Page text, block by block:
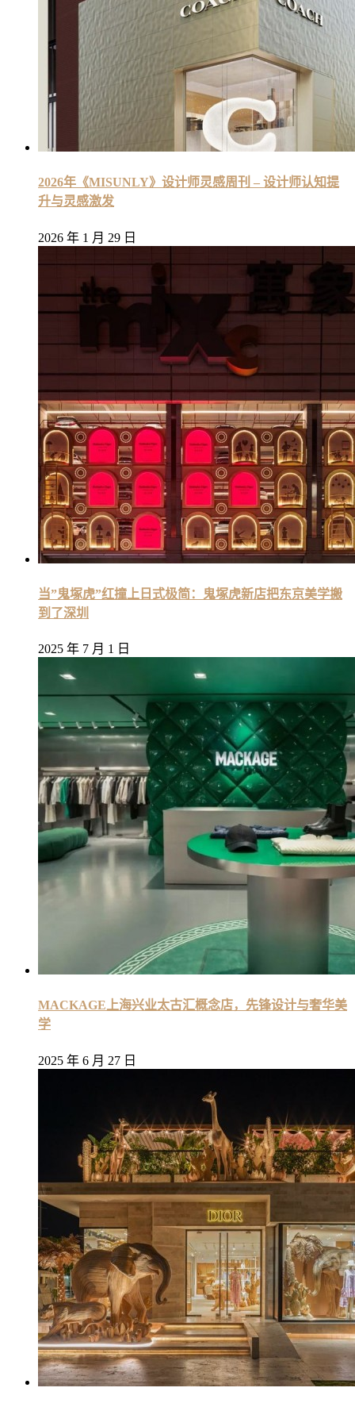
2026年《MISUNLY》设计师灵感周刊 – 设计师认知提
升与灵感激发
2026 年 1 月 29 日
当”鬼塚虎”红撞上日式极简：鬼塚虎新店把东京美学搬
到了深圳
2025 年 7 月 1 日
MACKAGE上海兴业太古汇概念店，先锋设计与奢华美
学
2025 年 6 月 27 日